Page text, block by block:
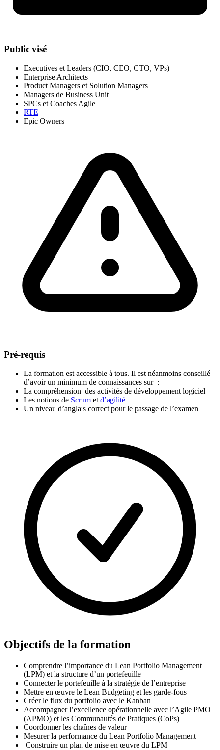
Public visé
Executives et Leaders (CIO, CEO, CTO, VPs)
Enterprise Architects
Product Managers et Solution Managers
Managers de Business Unit
SPCs et Coaches Agile
RTE
Epic Owners
Pré-requis
La formation est accessible à tous. Il est néanmoins conseillé
d’avoir un minimum de connaissances sur :
La compréhension des activités de développement logiciel
Les notions de Scrum etd’agilité
Un niveau d’anglais correct pour le passage de l’examen
Objectifs de la formation
Comprendre l’importance du Lean Portfolio Management
(LPM) et la structure d’un portefeuille
Connecter le portefeuille à la stratégie de l’entreprise
Mettre en œuvre le Lean Budgeting et les garde-fous
Créer le flux du portfolio avec le Kanban
Accompagner l’excellence opérationnelle avec l’Agile PMO
(APMO) et les Communautés de Pratiques (CoPs)
Coordonner les chaînes de valeur
Mesurer la performance du Lean Portfolio Management
Construire un plan de mise en œuvre du LPM